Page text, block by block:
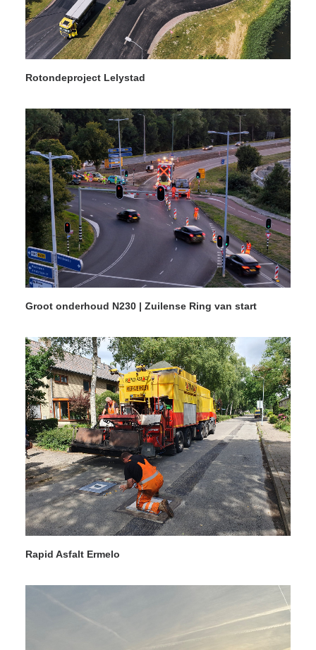
Rotondeproject Lelystad
Groot onderhoud N230 | Zuilense Ring van start
Rapid Asfalt Ermelo